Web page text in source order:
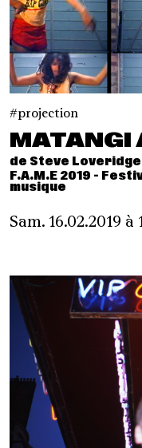
projection
MATANGI
de Steve Loveridge
F.A.M.E 2019 -
musique
Sam. 16.02.2019 à